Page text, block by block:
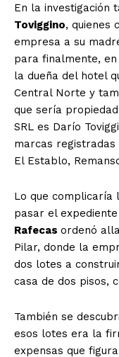
En la investigación
Toviggino, quienes
empresa a su
para finalmente, en
la dueña del hotel
Central Norte y
que sería
SRL es Darío
marcas registradas
El Establo,
Lo que complicaría
pasar el
Rafecas ordenó
Pilar, donde la
dos lotes a
casa de dos pisos,
También se
esos lotes era la
expensas que